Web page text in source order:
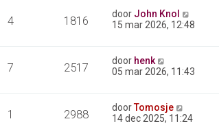
4 1816 door John Knol
15 mar 2026, 12:48
7 2517 door henk
05 mar 2026, 11:43
1 2988 doorTomosje
14 dec 2025, 11:24